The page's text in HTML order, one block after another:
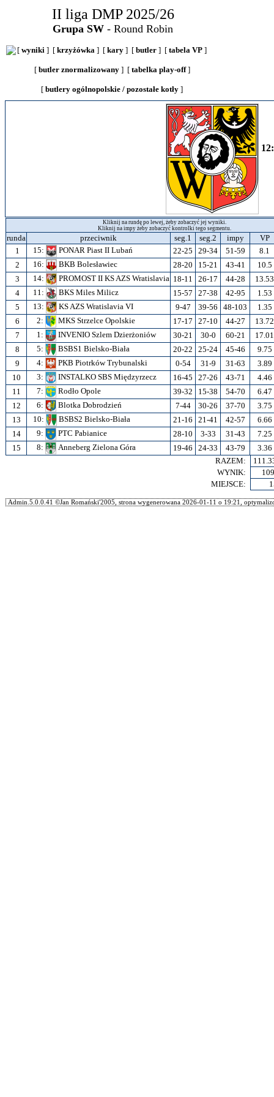
II liga DMP 2025/26
Grupa SW - Round Robin
[ wyniki ] [ krzyżówka ] [ kary ] [ butler ] [ tabela VP ]
[butler znormalizowany ] [tabelka play-off]
[ butlery ogólnopolskie / pozostałe kotły ]
Kliknij na rundę po lewej, żeby zobaczyć jej wyniki.
Kliknij na impy żeby zobaczyć kontrolki tego segmentu.
runda przeciwnik seg.1 seg.2 impy
1
15: PONAR Piast II Lubań 22-25 29-34 51-59
8.1
2
16: BKB Bolesławiec 28-20 15-21 43-41
10.5
3
14: PROMOST II KS AZS Wratislavia 18-11 26-17 44-28
13.53
4
11: BKS Miles Milicz 15-57 27-38 42-95
1.53
5
13: KS AZS Wratislavia VI 9-47 39-56 48-103
1.35
6
2: MKS Strzelce Opolskie 17-17 27-10 44-27
13.72
7
1: INVENIO Szlem Dzierżoniów 30-21 30-0 60-21
17.01
8
5: BSBS1 Bielsko-Biała 20-22 25-24 45-46
9.75
9
4: PKB Piotrków Trybunalski 0-54 31-9 31-63
3.89
10
3: INSTALKO SBS Międzyrzecz 16-45 27-26 43-71
4.46
11
7: Rodło Opole 39-32 15-38 54-70
6.47
12
6: Blotka Dobrodzień 7-44 30-26 37-70
3.75
13
10: BSBS2 Bielsko-Biała 21-16 21-41 42-57
6.66
14
9: PTC Pabianice 28-10 3-33 31-43
7.25
15
8: Anneberg Zielona Góra 19-46 24-33 43-79
3.36
RAZEM:
WYNIK:
MIEJSCE:
Admin.5.0.0.41 ©Jan Romański'2005, strona wygenerowana 2026-01-11 o 19:21,